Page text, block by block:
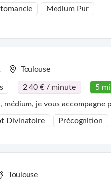
Medium Pur
Toulouse
2,40 € / minute 5
médium, je vous
Divinatoire Précognition
Toulouse